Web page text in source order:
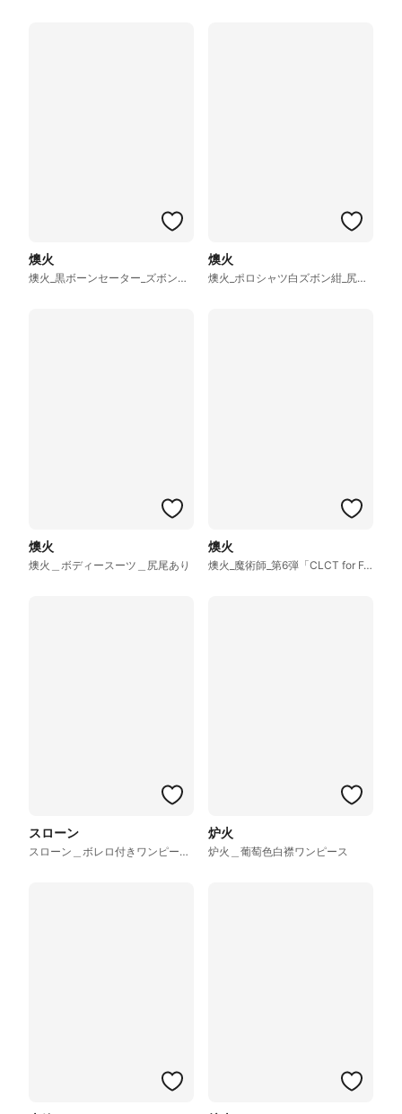
燠火
燠火_黒ボーンセーター_ズボン紫_尻尾あり
燠火
燠火_ポロシャツ白ズボン紺_尻尾あり
燠火
燠火＿ボディースーツ＿尻尾あり
燠火
燠火_魔術師_第6弾「CLCT for FANTASY」
スローン
スローン＿ボレロ付きワンピース紺
炉火
炉火＿葡萄色白襟ワンピース